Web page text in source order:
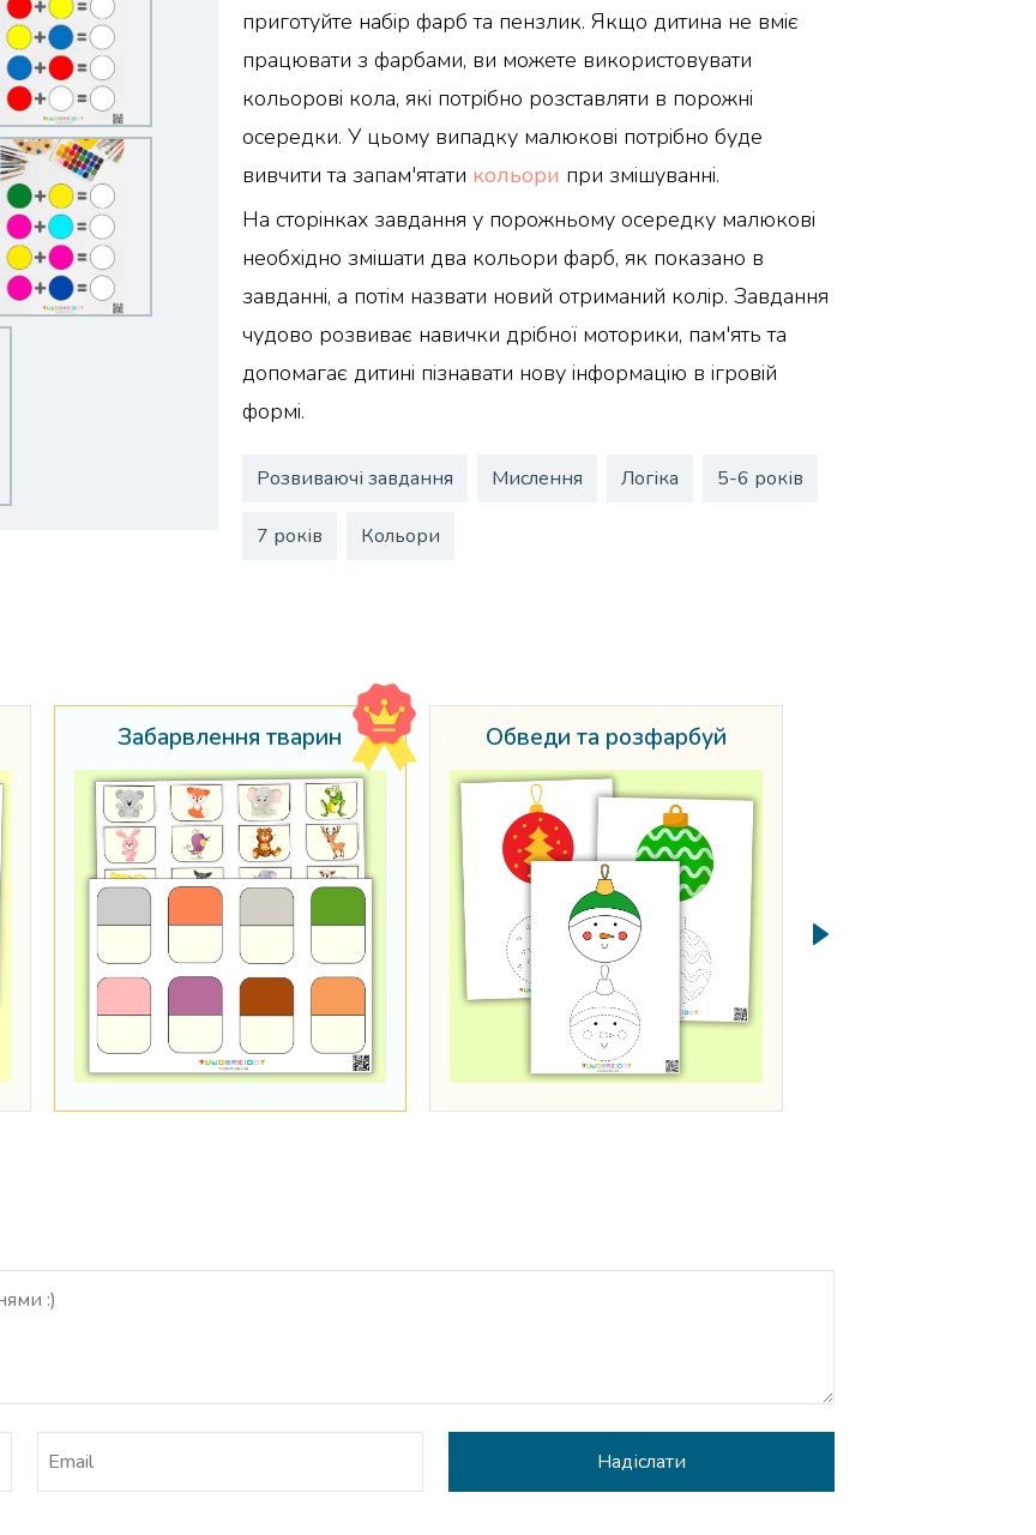
приготуйте набір фарб та пензлик. Якщо дитина не вміє
працювати з фарбами, ви можете використовувати
кольорові кола, які потрібно розставляти в порожні
осередки. У цьому випадку малюкові потрібно буде
вивчити та запам'ятати кольори при змішуванні.
На сторінках завдання у порожньому осередку малюкові
необхідно змішати два кольори фарб, як показано в
завданні, а потім назвати новий отриманий колір. Завдання
чудово розвиває навички дрібної моторики, пам'ять та
допомагає дитині пізнавати нову інформацію в ігровій
формі.
Розвиваючі завдання Мислення Логіка 5-6 років
7 років Кольори
Забарвлення тварин Обведи та розфарбуй